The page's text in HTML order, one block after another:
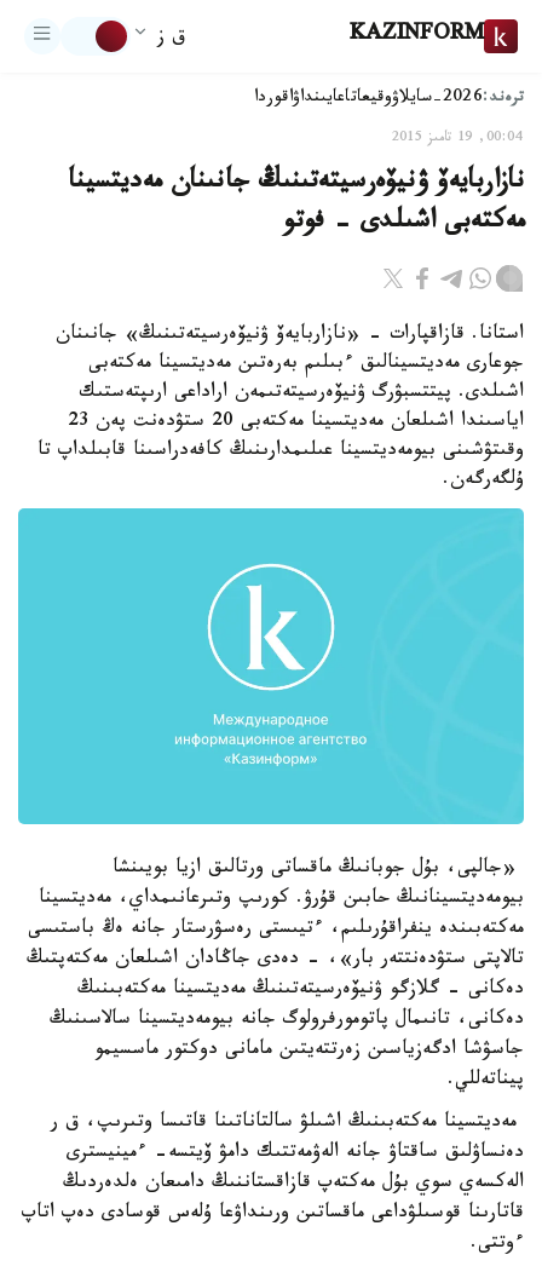
KAZINFORM ق ز
ترەند:2026-سايلاۋ وقيعاتاعايىنداۋاقوردا
00:04, 19 تامىز 2015
نازاربايەۆ ۋنيۆەرسيتەتىنىڭ جانىنان مەديتسينا
مەكتەبى اشىلدى - فوتو
استانا. قازاقپارات - «نازاربايەۆ ۋنيۆەرسيتەتىنىڭ» جانىنان
جوعارى مەديتسينالىق ءبىلىم بەرەتىن مەديتسينا مەكتەبى
اشىلدى. پيتتسبۋرگ ۋنيۆەرسيتەتىمەن اراداعى ارىپتەستىك
اياسىندا اشىلعان مەديتسينا مەكتەبى 20 ستۋدەنت پەن 23
وقىتۋشىنى بيومەديتسينا عىلىمدارىنىڭ كافەدراسىنا قابىلداپ تا
ۇلگەرگەن.
«جالپى، بۇل جوبانىڭ ماقساتى ورتالىق ازيا بويىنشا
بيومەديتسينانىڭ حابىن قۇرۋ. كورىپ وتىرعانىمداي، مەديتسينا
مەكتەبىندە ينفراقۇرىلىم، ءتيىستى رەسۋرستار جانە ەڭ باستىسى
تالاپتى ستۋدەنتتەر بار»، - دەدى جاڭادان اشىلعان مەكتەپتىڭ
دەكانى - گلازگو ۋنيۆەرسيتەتىنىڭ مەديتسينا مەكتەبىنىڭ
دەكانى، تانىمال پاتومورفرولوگ جانە بيومەديتسينا سالاسىنىڭ
جاسۋشا ادگەزياسىن زەرتتەيتىن مامانى دوكتور ماسسيمو
پيناتەللي.
مەديتسينا مەكتەبىنىڭ اشىلۋ سالتاناتىنا قاتىسا وتىرىپ، ق ر
دەنساۋلىق ساقتاۋ جانە الەۋمەتتىك دامۋ ۆيتسە- ءمينيسترى
الەكسەي سوي بۇل مەكتەپ قازاقستاننىڭ دامىعان ەلدەردىڭ
قاتارىنا قوسىلۋداعى ماقساتىن ورىنداۋعا ۇلەس قوسادى دەپ اتاپ
ءوتتى.